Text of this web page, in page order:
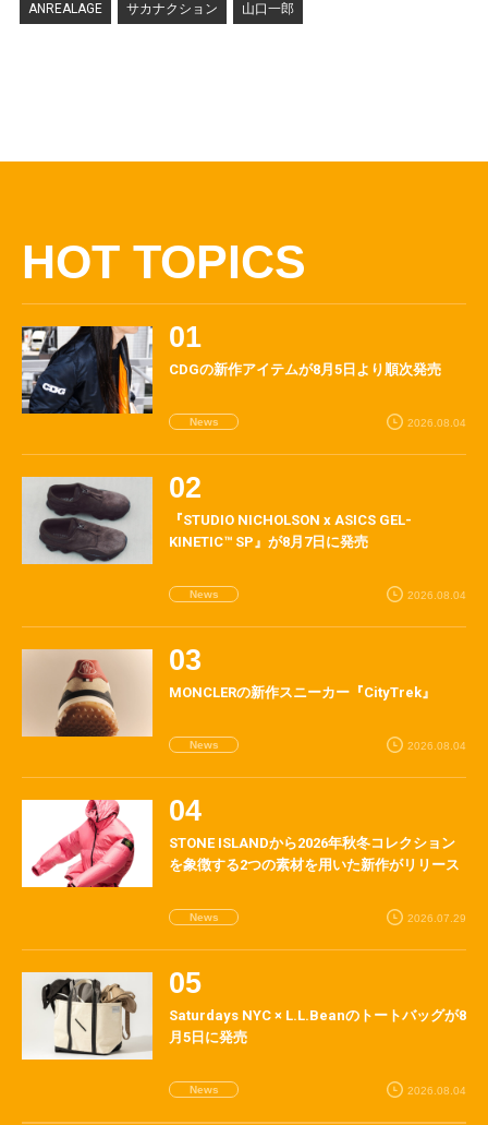
ANREALAGE サカナクション 山口一郎
HOT TOPICS
CDGの新作アイテムが8月5日より順次発売
News 2026.08.04
『STUDIO NICHOLSON x ASICS GEL-
KINETIC™ SP』が8月7日に発売
News 2026.08.04
MONCLERの新作スニーカー『CityTrek』
News 2026.08.04
STONE ISLANDから2026年秋冬コレクション
を象徴する2つの素材を用いた新作がリリース
News 2026.07.29
Saturdays NYC × L.L.Beanのトートバッグが8
月5日に発売
News 2026.08.04